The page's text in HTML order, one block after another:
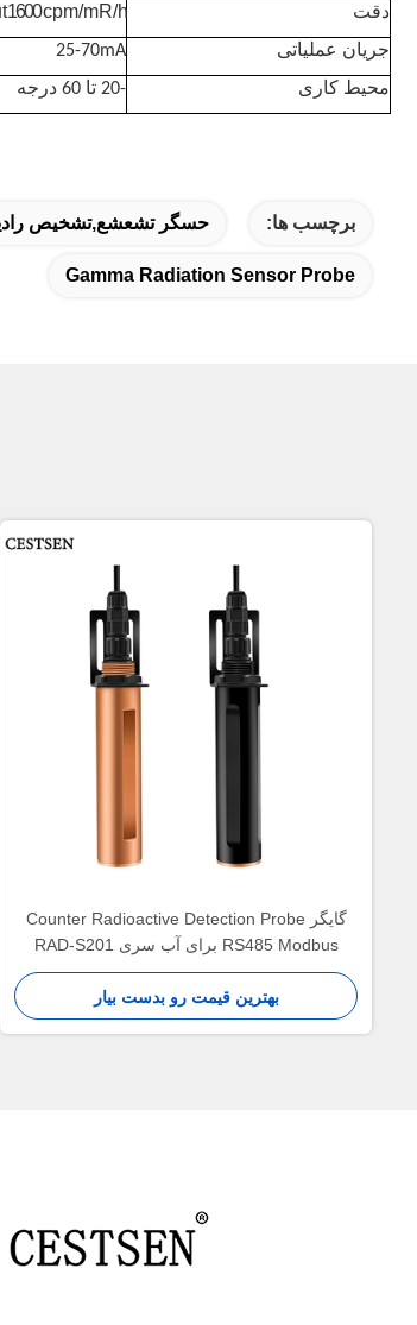
دقت
1600 c p m / m R / h
جریان عملیاتی
25-70mA
محیط کاری
-20 تا 60 درجه
برچسب ها: حسگر تشعشع,تشخیص
Gamma Radiation Sensor Probe
گایگر Counter Radioactive Detection Probe
RS485 Modbus برای آب سری RAD-S201
بهترین قیمت رو بدست بیار